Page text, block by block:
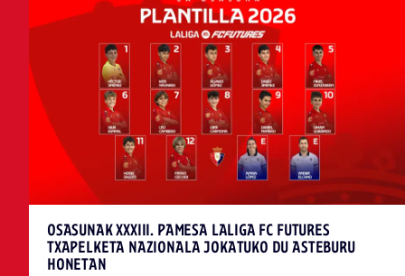
OSASUNAK XXXIII. PAMESA LALIGA FC FUTURES
TXAPELKETA NAZIONALA JOKATUKO DU ASTEBURU
HONETAN